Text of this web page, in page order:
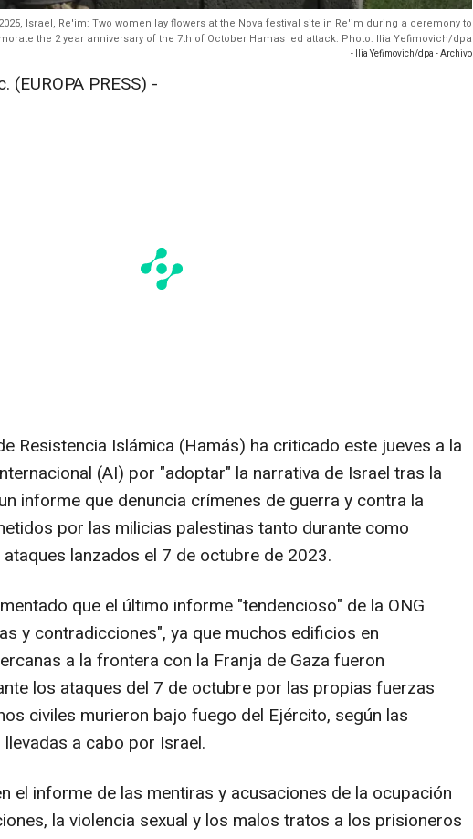
Israel, Re'im: Two women lay flowers at the Nova festival site in Re'im during a ceremony to
the 2 year anniversary of the 7th of October Hamas led attack. Photo: Ilia Yefimovich/dpa
- Ilia Yefimovich/dpa - Archivo
(EUROPA PRESS) -
Resistencia Islámica (Hamás) ha criticado este jueves a la
(AI) por "adoptar" la narrativa de Israel tras la
informe que denuncia crímenes de guerra y contra la
por las milicias palestinas tanto durante como
lanzados el 7 de octubre de 2023.
que el último informe "tendencioso" de la ONG
y contradicciones", ya que muchos edificios en
a la frontera con la Franja de Gaza fueron
los ataques del 7 de octubre por las propias fuerzas
civiles murieron bajo fuego del Ejército, según las
a cabo por Israel.
el informe de las mentiras y acusaciones de la ocupación
la violencia sexual y los malos tratos a los prisioneros